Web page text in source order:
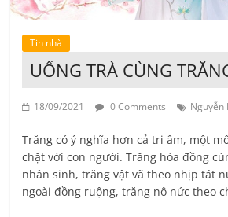
Tin nhà
UỐNG TRÀ CÙNG
18/09/2021 0 Comments Nguyễn
Trăng có ý nghĩa hơn cả tri âm, một
chặt với con người. Trăng hòa đồng
nhân sinh, trăng vật vã theo nhịp tát
ngoài đồng ruộng, trăng nô nức theo